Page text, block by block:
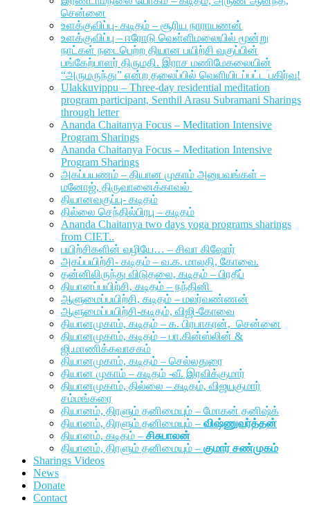
சென்னை
உளக்குவிப்பு- கடிதம் – சூரிய நாராயணன்
உளக்குவிப்பு – ஈரோடு வெள்ளிமலையில் மூன்று
நாட்கள் நடைபெற்ற தியான பயிற்சி வகுப்பின்
பங்கேற்பாளர் திருமதி. இராச மணிமேகலையின்
“அருமருந்து” என்ற தலைப்பில் வெளியிடப்பட்ட பகிர்வு!
Ulakkuvippu – Three-day residential meditation
program participant, Senthil Arasu Subramani Sharings
through letter
Ananda Chaitanya Focus – Meditation Intensive
Program Sharings
Ananda Chaitanya Focus – Meditation Intensive
Program Sharings
அகப்பயணம் – தியான முகாம் அனுபவங்கள் –
மனோஜ், திருவானைக்காவல்
தியானவகுப்பு- கடிதம்
தில்லை செந்தில்பிரபு – கடிதம்
Ananda Chaitanya two days yoga programs sharings
from CIET..
பயிற்சிகளின் வழியே… – சிவா கிஷோர்
அகப்பயிற்சி- கடிதம் – வ.க. மாலதி, கோவை.
தன்னிலிருந்து விடுதலை, கடிதம் – பிரதீப்
தியானப்பயிற்சி, கடிதம் – நந்தினி
ஆளுமைப்பயிற்சி, கடிதம் – மலர்வண்ணன்
ஆளுமைப்பயிற்சி-கடிதம், விஜி-கோவை
தியானமுகாம், கடிதம் – க. பிரபாகரன், சென்னை
தியானமுகாம், கடிதம் – பா.கின்ஸ்லின் &
ஜி.மாணிக்கவாசகம்
தியானமுகாம், கடிதம் – செல்லதுரை
தியான முகாம் – கடிதம் -வீ. இரவிக்குமார்
தியானமுகாம், தில்லை – கடிதம், விஜயகுமார்
சம்மங்கரை
தியானம், திரளும் தனிமையும் – மோகன் தனிஷ்க்
தியானம், திரளும் தனிமையும் – விஷ்ணுவர்த்தன்
தியானம், கடிதம் – சிசுபாலன்
தியானம், திரளும் தனிமையும் – குமார் சண்முகம்
Sharings Videos
News
Donate
Contact